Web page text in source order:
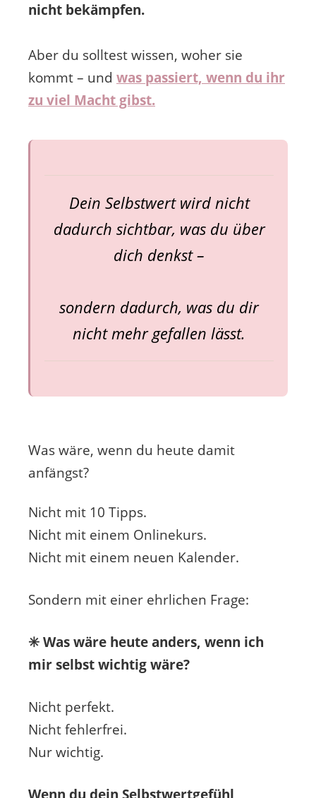
nicht bekämpfen.
Aber du solltest wissen, woher sie
kommt – und was passiert, wenn du ihr
zu viel Macht gibst.
Dein Selbstwert wird nicht
dadurch sichtbar, was du über
dich denkst –
sondern dadurch, was du dir
nicht mehr gefallen lässt.
Was wäre, wenn du heute damit
anfängst?
Nicht mit 10 Tipps.
Nicht mit einem Onlinekurs.
Nicht mit einem neuen Kalender.
Sondern mit einer ehrlichen Frage:
✳️ Was wäre heute anders, wenn ich
mir selbst wichtig wäre?
Nicht perfekt.
Nicht fehlerfrei.
Nur wichtig.